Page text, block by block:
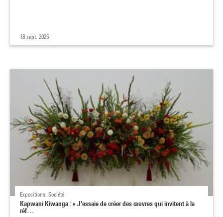
18 sept. 2025
Expositions, Société
Kapwani Kiwanga : « J'essaie de créer des œuvres qui invitent à la
réf…